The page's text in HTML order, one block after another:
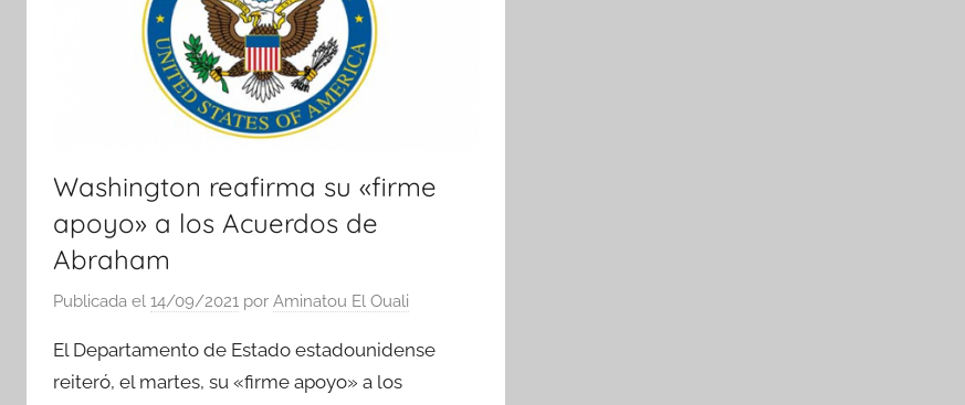
Washington reafirma su «firme
apoyo» a los Acuerdos de
Abraham
Publicada el 14/09/2021 por Aminatou El Ouali
El Departamento de Estado estadounidense
reiteró, el martes, su «firme apoyo» a los